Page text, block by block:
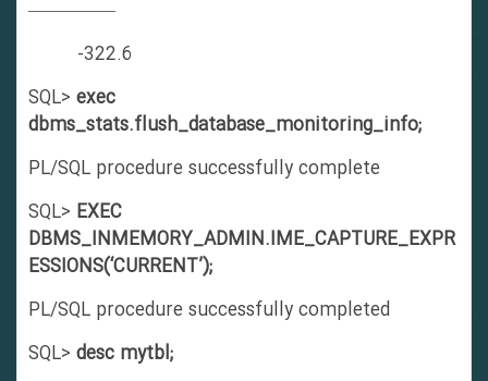
—————
-322.6
SQL>exec
dbms_stats.flush_database_monitoring_info;
PL/SQL procedure successfully complete
SQL>EXEC
DBMS_INMEMORY_ADMIN.IME_CAPTURE_EXPR
ESSIONS(‘CURRENT’);
PL/SQL procedure successfully completed
SQL>desc mytbl;